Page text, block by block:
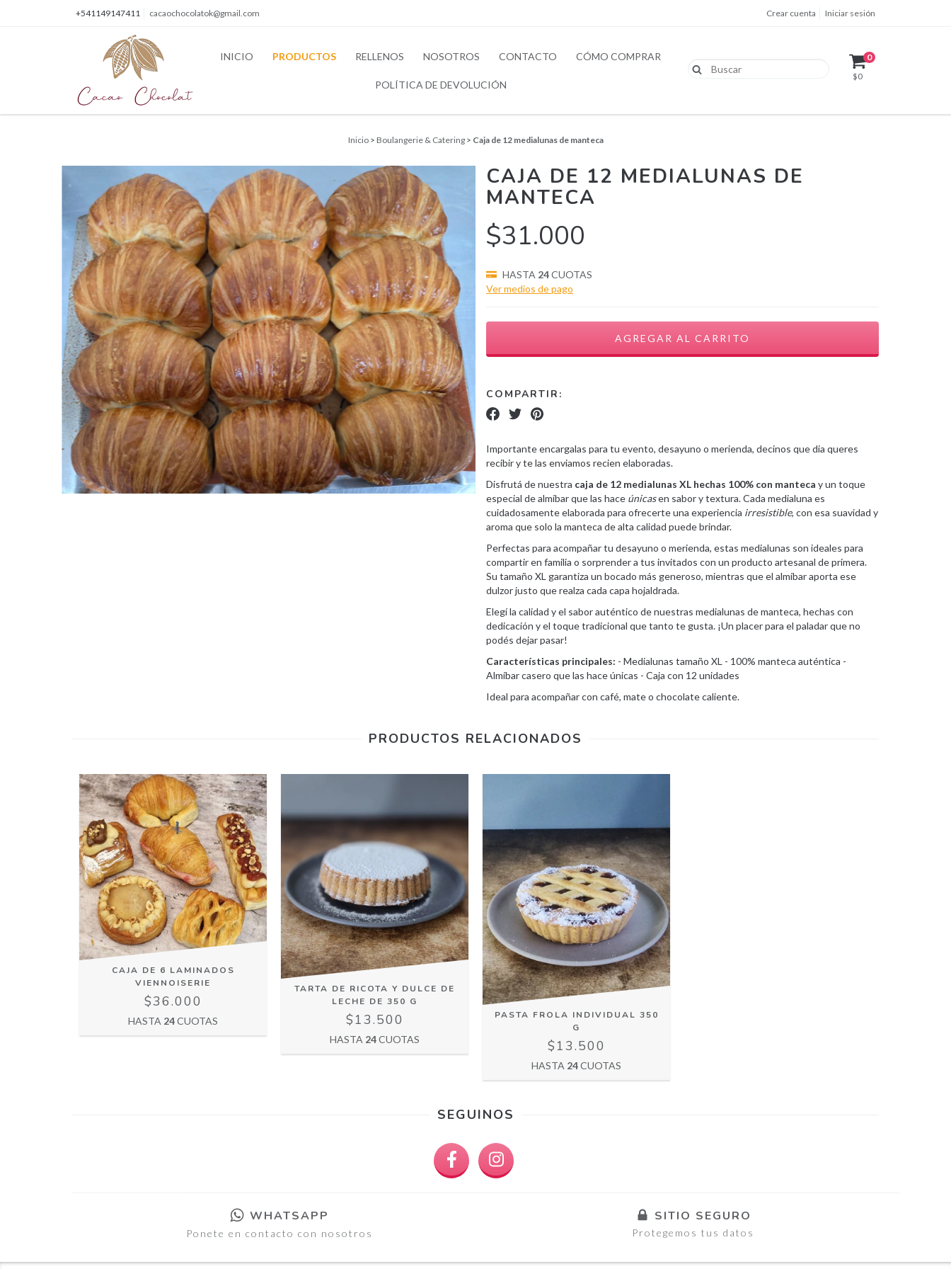
+541149147411 cacaochocolatok@gmail.com Crear cuenta Iniciar sesión
INICIO PRODUCTOS RELLENOS NOSOTROS CONTACTO CÓMO COMPRAR
POLÍTICA DE DEVOLUCIÓN
0
$0
Inicio > Boulangerie & Catering > Caja de 12 medialunas de manteca
CAJA DE 12 MEDIALUNAS DE
MANTECA
$31.000
HASTA 24CUOTAS
Ver medios de pago
COMPARTIR:
Importante encargalas para tu evento, desayuno o merienda, decinos que dia queres
recibir y te las enviamos recien elaboradas.
Disfrutá de nuestra caja de 12 medialunas XL hechas 100% con manteca y un toque
especial de almíbar que las hace únicasen sabor y textura. Cada medialuna es
cuidadosamente elaborada para ofrecerte una experiencia irresistible, con esa suavidad y
aroma que solo la manteca de alta calidad puede brindar.
Perfectas para acompañar tu desayuno o merienda, estas medialunas son ideales para
compartir en familia o sorprender a tus invitados con un producto artesanal de primera.
Su tamaño XL garantiza un bocado más generoso, mientras que el almíbar aporta ese
dulzor justo que realza cada capa hojaldrada.
Elegí la calidad y el sabor auténtico de nuestras medialunas de manteca, hechas con
dedicación y el toque tradicional que tanto te gusta. ¡Un placer para el paladar que no
podés dejar pasar!
Características principales: - Medialunas tamaño XL - 100% manteca auténtica -
Almíbar casero que las hace únicas - Caja con 12 unidades
Ideal para acompañar con café, mate o chocolate caliente.
PRODUCTOS RELACIONADOS
CAJA DE 6 LAMINADOS
VIENNOISERIE
$36.000
HASTA 24CUOTAS
TARTA DE RICOTA Y DULCE DE
LECHE DE 350 G
$13.500
HASTA 24CUOTAS
PASTA FROLA INDIVIDUAL 350
G
$13.500
HASTA 24CUOTAS
SEGUINOS
WHATSAPP
Ponete en contacto con nosotros
SITIO SEGURO
Protegemos tus datos